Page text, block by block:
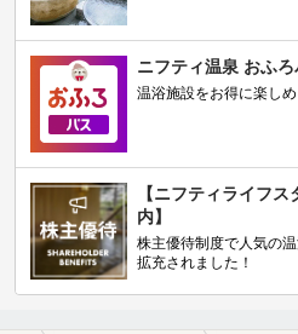
ニフティ温泉 おふろ
温浴施設をお得に楽し
【ニフティライフ
内】
株主優待制度で人気の
拡充されました！